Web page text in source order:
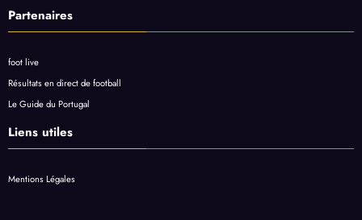
Partenaires
foot live
Résultats en direct de football
Le Guide du Portugal
Liens utiles
Mentions Légales